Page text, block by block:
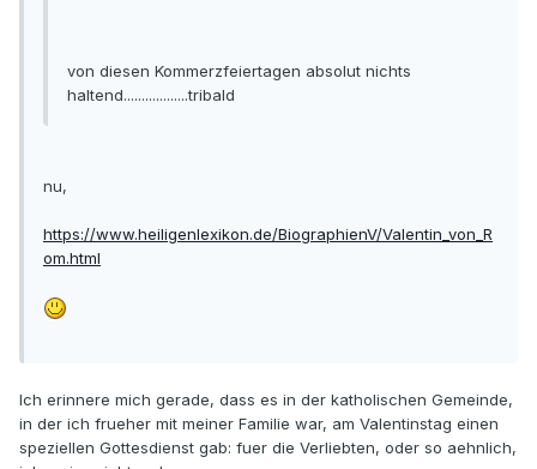
von diesen Kommerzfeiertagen absolut nichts
haltend..................tribald
nu,
https://www.heiligenlexikon.de/BiographienV/Valentin_von_R
om.html
Ich erinnere mich gerade, dass es in der katholischen Gemeinde,
in der ich frueher mit meiner Familie war, am Valentinstag einen
speziellen Gottesdienst gab: fuer die Verliebten, oder so aehnlich,